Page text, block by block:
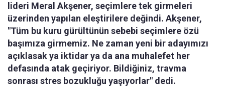
lideri Meral Akşener, seçimlere tek girmeleri
üzerinden yapılan eleştirilere değindi. Akşener,
"Tüm bu kuru gürültünün sebebi seçimlere özü
başımıza girmemiz. Ne zaman yeni bir adayımızı
açıklasak ya iktidar ya da ana muhalefet her
defasında atak geçiriyor. Bildiğiniz, travma
sonrası stres bozukluğu yaşıyorlar" dedi.